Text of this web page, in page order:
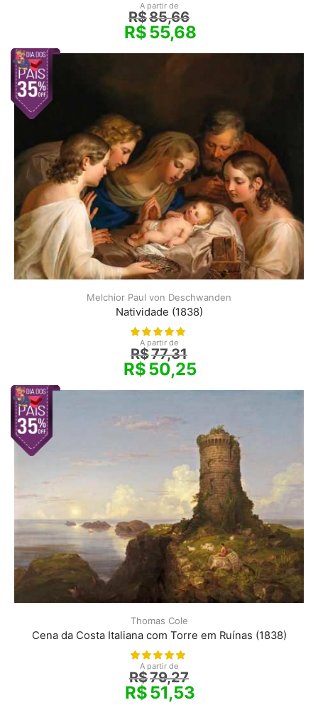
A partir de
R$85,66
R$55,68
Melchior Paul von Deschwanden
Natividade (1838)
A partir de
R$77,31
R$50,25
Thomas Cole
Cena da Costa Italiana com Torre em Ruínas (1838)
A partir de
R$79,27
R$51,53